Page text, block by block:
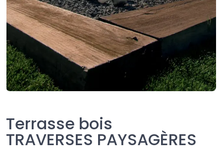
Terrasse bois
TRAVERSES PAYSAGÈRES